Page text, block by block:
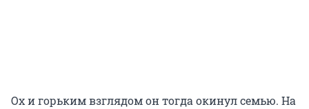
Ох и горьким взглядом он тогда окинул семью. На